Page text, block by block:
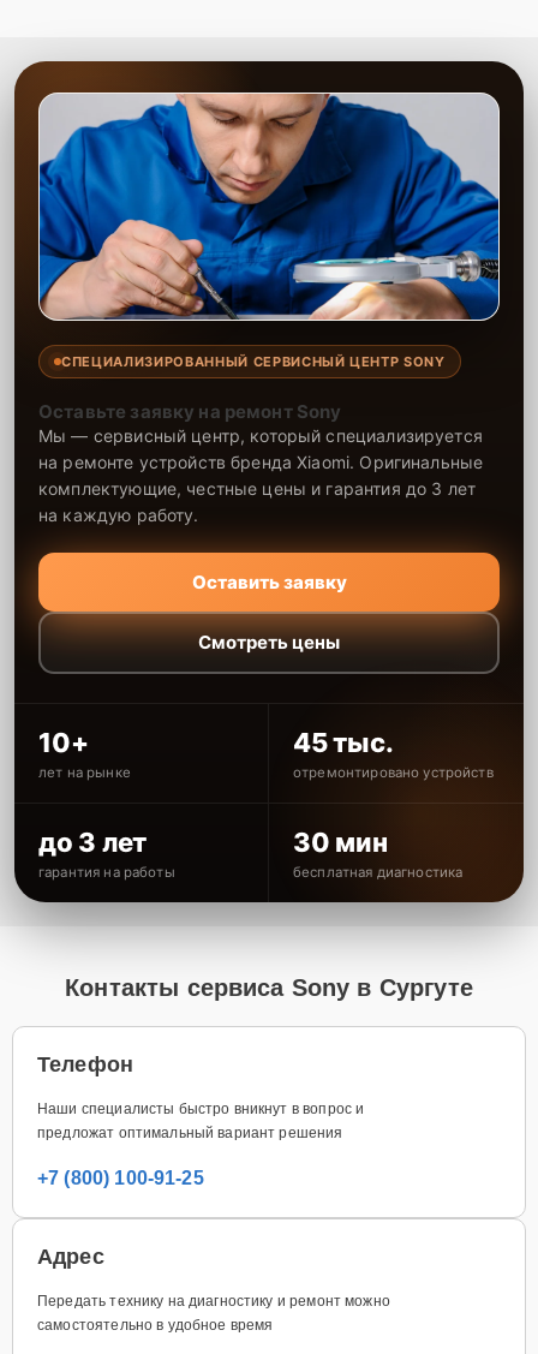
СПЕЦИАЛИЗИРОВАННЫЙ СЕРВИСНЫЙ ЦЕНТР SONY
Оставьте заявку на ремонт Sony
Мы — сервисный центр, который специализируется
на ремонте устройств бренда Xiaomi. Оригинальные
комплектующие, честные цены и гарантия до 3 лет
на каждую работу.
Оставить заявку
Смотреть цены
10+
лет на рынке
45 тыс.
отремонтировано устройств
до 3 лет
гарантия на работы
30 мин
бесплатная диагностика
Контакты сервиса Sony в Сургуте
Телефон
Наши специалисты быстро вникнут в вопрос и
предложат оптимальный вариант решения
+7 (800) 100-91-25
Адрес
Передать технику на диагностику и ремонт можно
самостоятельно в удобное время